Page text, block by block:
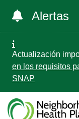
Alertas
Actualización
en los requisitos
SNAP